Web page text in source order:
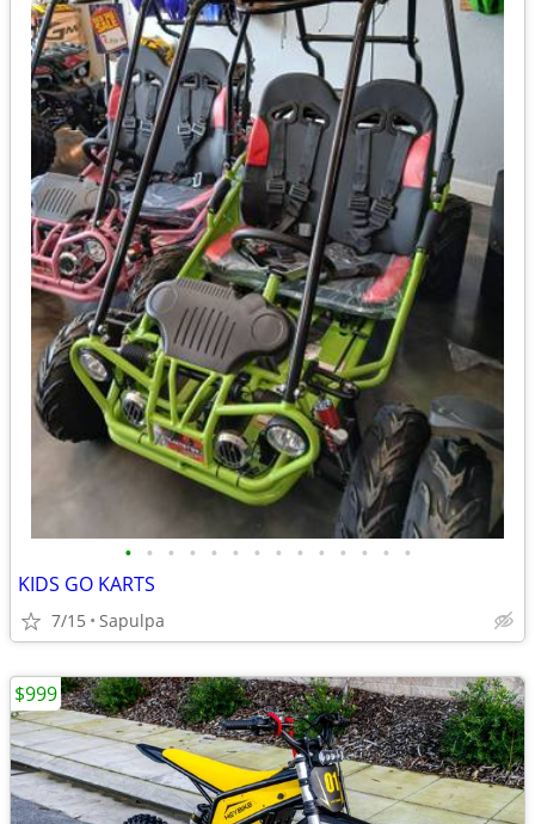
• • • • • • • • • • • • • •
KIDS GO KARTS
7/15 Sapulpa
$999